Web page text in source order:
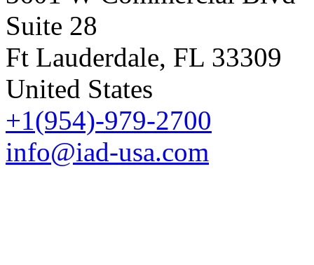
Suite 28
Ft Lauderdale, FL 33309
United States
+1(954)-979-2700
info@iad-usa.com